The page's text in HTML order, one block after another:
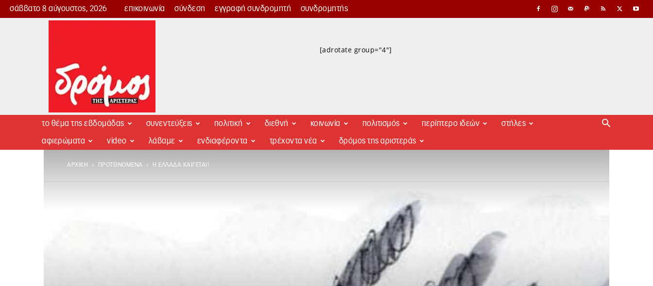
σάββατο 8 αύγουστος, 2026 επικοινωνία σύνδεση εγγραφή συνδρομητή συνδρομητής
Δρόμος
[adrotate group="4"]
το θέμα της εβδομάδας συνεντεύξεις πολιτική διεθνή κοινωνία πολιτισμός περίπτερο ιδεών στήλες
αφιερώματα video λάβαμε ενδιαφέροντα τρέχοντα νέα δρόμος της αριστεράς
ΑΡΧΙΚΉ ΠΡΟΤΕΙΝΌΜΕΝΑ Η ΕΛΛΆΔΑ ΚΑΊΓΕΤΑΙ!